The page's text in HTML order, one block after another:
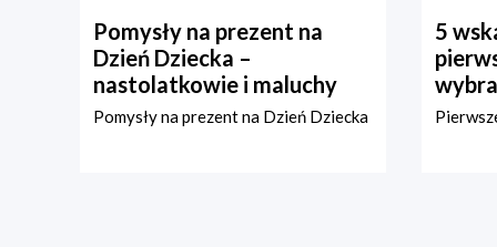
Pomysły na prezent na
Dzień Dziecka –
nastolatkowie i maluchy
Pomysły na prezent na Dzień Dziecka
5